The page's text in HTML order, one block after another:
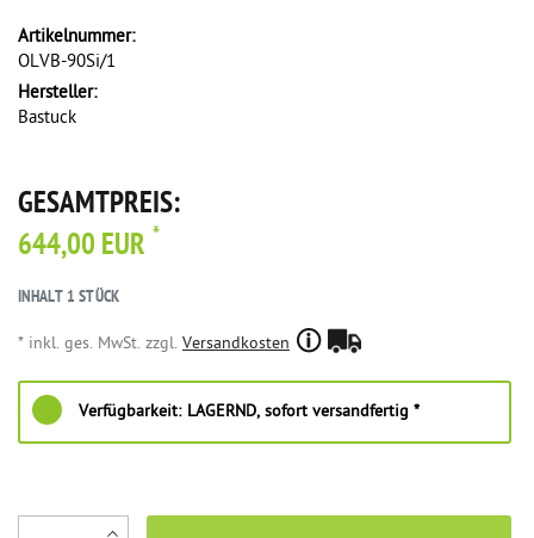
Artikelnummer:
OLVB-90Si/1
Hersteller:
Bastuck
GESAMTPREIS:
644,00 EUR *
INHALT 1STÜCK
* inkl. ges. MwSt. zzgl. Versandkosten
Verfügbarkeit: LAGERND, sofort versandfertig *